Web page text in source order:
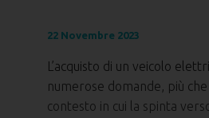
22 Novembre 2023
L’acquisto di un veicolo
numerose domande, più
contesto in cui la spinta